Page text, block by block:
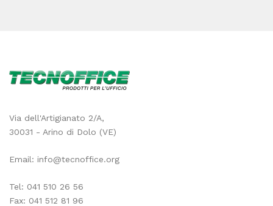
Via dell'Artigianato 2/A,
30031 - Arino di Dolo (VE)
Email: info@tecnoffice.org
Tel: 041 510 26 56
Fax: 041 512 81 96